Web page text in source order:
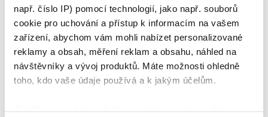
např. číslo IP) pomocí technologií, jako např. souborů
cookie pro uchování a přístup k informacím na vašem
zařízení, abychom vám mohli nabízet personalizované
reklamy a obsah, měření reklam a obsahu, náhled na
návštěvníky a vývoj produktů. Máte možnosti ohledně
toho, kdo vaše údaje používá a k jakým účelům.